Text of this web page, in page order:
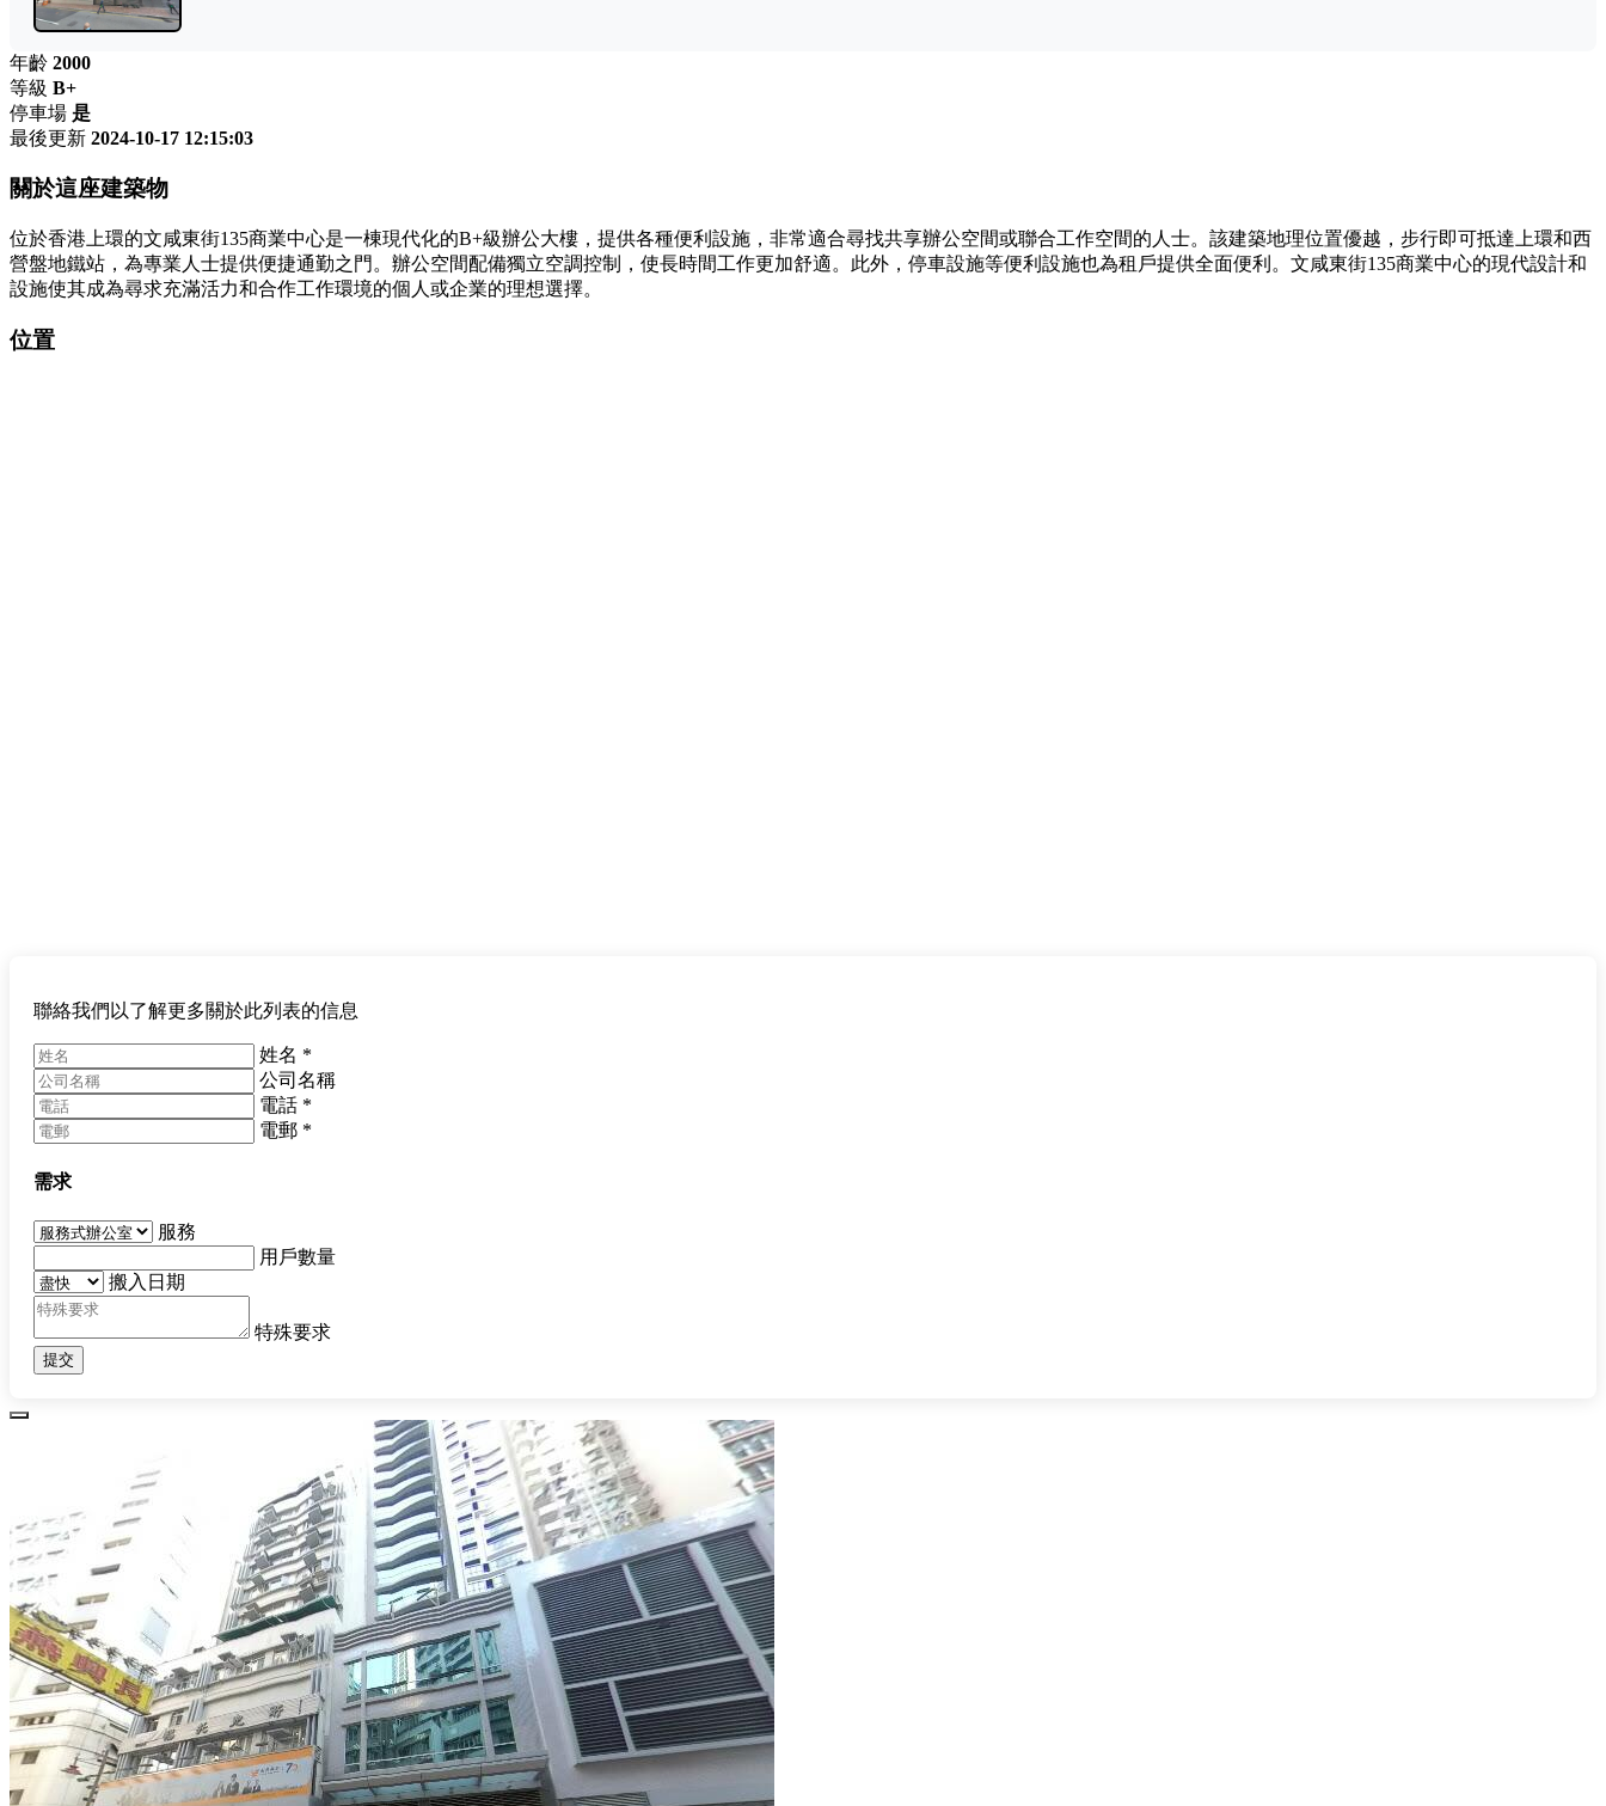
年齡 2000
等級 B+
停車場 是
最後更新 2024-10-17 12:15:03
關於這座建築物
位於香港上環的文咸東街135商業中心是一棟現代化的B+級辦公大樓，提供各種便利設施，非常適合尋找共享辦公空間或聯合工作空間的人士。該建築地理位置優越，步行即可抵達上環和西
營盤地鐵站，為專業人士提供便捷通勤之門。辦公空間配備獨立空調控制，使長時間工作更加舒適。此外，停車設施等便利設施也為租戶提供全面便利。文咸東街135商業中心的現代設計和
設施使其成為尋求充滿活力和合作工作環境的個人或企業的理想選擇。
位置
聯絡我們以了解更多關於此列表的信息
姓名 *
公司名稱
電話 *
電郵 *
需求
服務
用戶數量
搬入日期
特殊要求
提交